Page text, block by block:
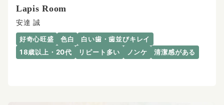
Lapis Room
安達 誠
好奇心旺盛 色白
白い歯・歯並びキレイ
18歳以上・20代
リピート多い ノンケ 清潔感がある